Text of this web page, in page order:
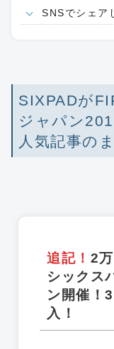
SNSでシェア
SIXPADが
ジャパン
人気記事の
追記！ 2
シックス
ン開催！
入！